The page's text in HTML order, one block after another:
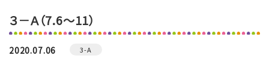
About
３－Ａ（7.6～11）
2020.07.06 3-A